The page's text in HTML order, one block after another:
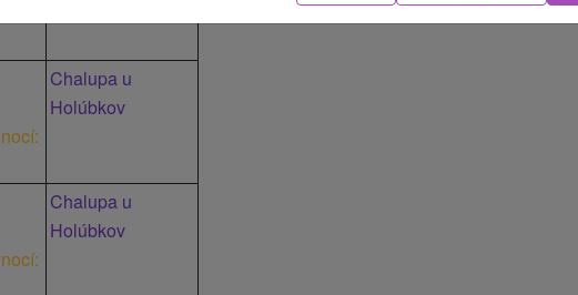
Chalupa u
Holúbkov
Chalupa u
Holúbkov